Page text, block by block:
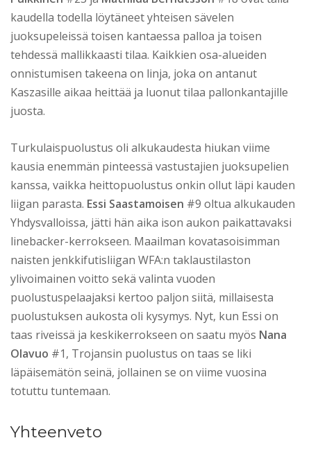
kaudella todella löytäneet yhteisen sävelen
juoksupeleissä toisen kantaessa palloa ja toisen
tehdessä mallikkaasti tilaa. Kaikkien osa-alueiden
onnistumisen takeena on linja, joka on antanut
Kaszasille aikaa heittää ja luonut tilaa pallonkantajille
juosta.
Turkulaispuolustus oli alkukaudesta hiukan viime
kausia enemmän pinteessä vastustajien juoksupelien
kanssa, vaikka heittopuolustus onkin ollut läpi kauden
liigan parasta. Essi Saastamoisen #9 oltua alkukauden
Yhdysvalloissa, jätti hän aika ison aukon paikattavaksi
linebacker-kerrokseen. Maailman kovatasoisimman
naisten jenkkifutisliigan WFA:n taklaustilaston
ylivoimainen voitto sekä valinta vuoden
puolustuspelaajaksi kertoo paljon siitä, millaisesta
puolustuksen aukosta oli kysymys. Nyt, kun Essi on
taas riveissä ja keskikerrokseen on saatu myös Nana
Olavuo #1, Trojansin puolustus on taas se liki
läpäisemätön seinä, jollainen se on viime vuosina
totuttu tuntemaan.
Yhteenveto